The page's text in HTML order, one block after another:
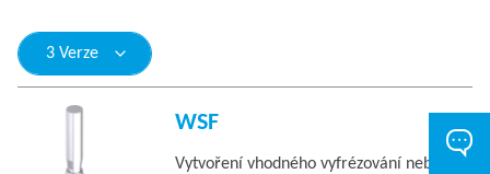
3 Verze
WSF
Vytvoření vhodného vyfrézování nebo